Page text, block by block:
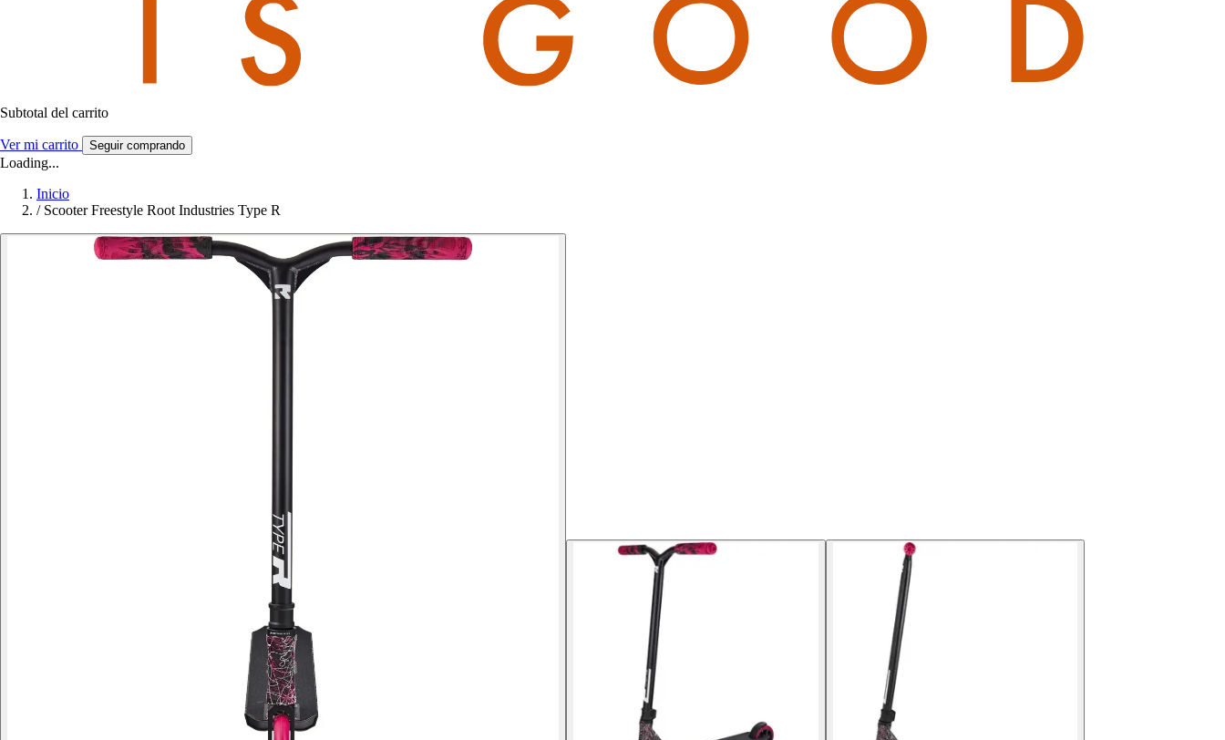
Subtotal del carrito
Ver mi carrito Seguir comprando
Loading...
Inicio
/ Scooter Freestyle Root Industries Type R